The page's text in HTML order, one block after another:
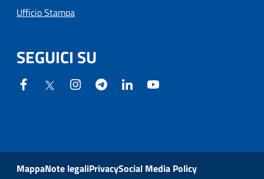
Ufficio Stampa
SEGUICI SU
MappaNote legaliPrivacySocial Media Policy